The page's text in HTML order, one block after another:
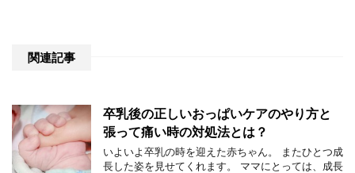
関連記事
卒乳後の正しいおっぱいケアのやり方と
張って痛い時の対処法とは？
いよいよ卒乳の時を迎えた赤ちゃん。 またひとつ成
長した姿を見せてくれます。 ママにとっては、成長